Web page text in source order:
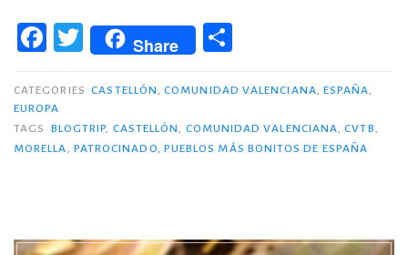
la
quiso
castillo»
F
c
e
b
k
T
w
it
te
r
Share
m
p
ar
CATEGORIES CASTELLÓN,COMUNIDAD VALENCIANA, ESPAÑA,
EUROPA
TAGS
BLOGTRIP, CASTELLÓN, COMUNIDAD VALENCIANA,CVTB,
MORELLA, PATROCINADO, PUEBLOS MÁS BONITOS DE ESPAÑA